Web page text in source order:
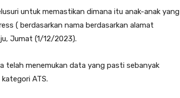
untuk memastikan dimana itu anak-anak yang
( berdasarkan nama berdasarkan alamat
Jumat (1/12/2023).
telah menemukan data yang pasti sebanyak
ATS.